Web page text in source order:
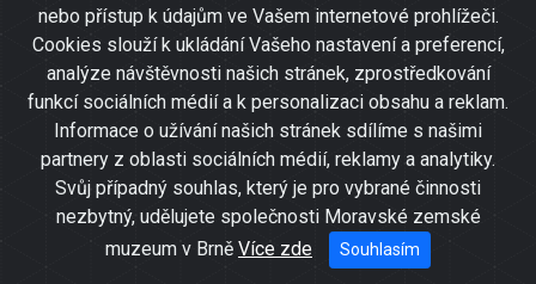
nebo přístup k údajům ve Vašem internetové prohlížeči.
Cookies slouží k ukládání Vašeho nastavení a preferencí,
analýze návštěvnosti našich stránek, zprostředkování
funkcí sociálních médií a k personalizaci obsahu a reklam.
Informace o užívání našich stránek sdílíme s našimi
partnery z oblasti sociálních médií, reklamy a analytiky.
Svůj případný souhlas, který je pro vybrané činnosti
nezbytný, udělujete společnosti Moravské zemské
muzeum v Brně Více zde Souhlasím